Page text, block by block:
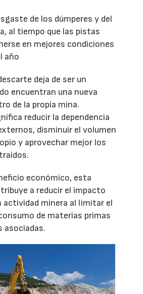
de los dúmperes y del
al tiempo que las pistas
en mejores condiciones
año
deja de ser un
encuentran una nueva
de la propia mina.
reducir la dependencia
disminuir el volumen
y aprovechar mejor los
económico, esta
a reducir el impacto
actividad minera al limitar el
de materias primas
asociadas.